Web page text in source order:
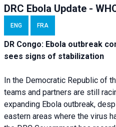
DRC Ebola Update -
ENG FRA
DR Congo: Ebola outbreak
sees signs of stabilization
In the Democratic Republic of
teams and partners are still
expanding Ebola outbreak,
eastern areas where the virus